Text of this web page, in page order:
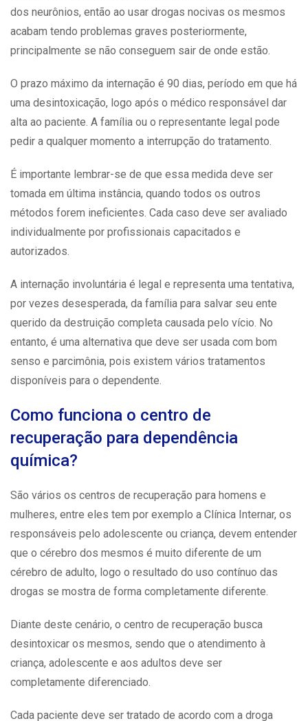
dos neurônios, então ao usar drogas nocivas os mesmos
acabam tendo problemas graves posteriormente,
principalmente se não conseguem sair de onde estão.
O prazo máximo da internação é 90 dias, período em que há
uma desintoxicação, logo após o médico responsável dar
alta ao paciente. A família ou o representante legal pode
pedir a qualquer momento a interrupção do tratamento.
É importante lembrar-se de que essa medida deve ser
tomada em última instância, quando todos os outros
métodos forem ineficientes. Cada caso deve ser avaliado
individualmente por profissionais capacitados e
autorizados.
A internação involuntária é legal e representa uma tentativa,
por vezes desesperada, da família para salvar seu ente
querido da destruição completa causada pelo vício. No
entanto, é uma alternativa que deve ser usada com bom
senso e parcimônia, pois existem vários tratamentos
disponíveis para o dependente.
Como funciona o centro de
recuperação para dependência
química?
São vários os centros de recuperação para homens e
mulheres, entre eles tem por exemplo a Clínica Internar, os
responsáveis pelo adolescente ou criança, devem entender
que o cérebro dos mesmos é muito diferente de um
cérebro de adulto, logo o resultado do uso contínuo das
drogas se mostra de forma completamente diferente.
Diante deste cenário, o centro de recuperação busca
desintoxicar os mesmos, sendo que o atendimento à
criança, adolescente e aos adultos deve ser
completamente diferenciado.
Cada paciente deve ser tratado de acordo com a droga